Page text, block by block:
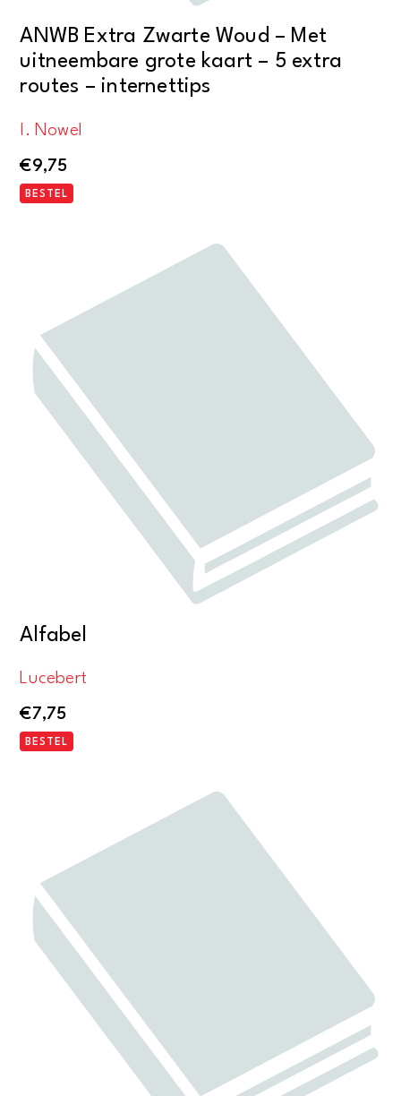
ANWB Extra Zwarte Woud – Met
uitneembare grote kaart – 5 extra
routes – internettips
I. Nowel
€9,75
BESTEL
Alfabel
Lucebert
€7,75
BESTEL